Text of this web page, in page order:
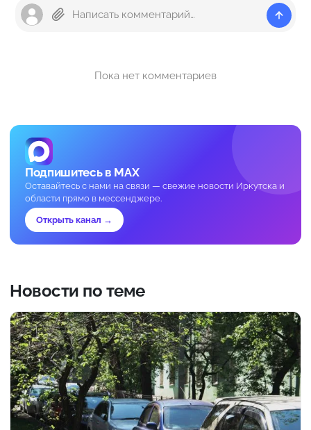
Пока нет комментариев
Подпишитесь в MAX
Оставайтесь с нами на связи — свежие новости Иркутска и
области прямо в мессенджере.
Открыть канал →
Новости по теме